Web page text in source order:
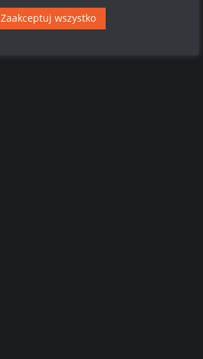
Zaakceptuj wszystko